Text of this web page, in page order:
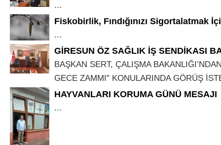
...
Fiskobirlik, Fındığınızı Sigortalatmak
...
GİRESUN ÖZ SAĞLIK İŞ SENDİKASI
BAŞKAN SERT, ÇALIŞMA
GECE ZAMMI” KONULARINDA GÖRÜŞ
HAYVANLARI KORUMA GÜNÜ MESAJI
...